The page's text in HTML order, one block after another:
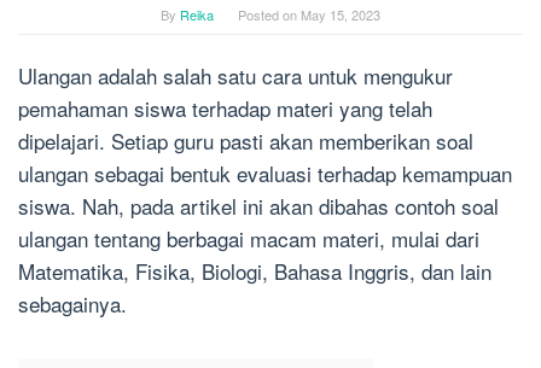
By Reika Posted on May 15, 2023
Ulangan adalah salah satu cara untuk mengukur
pemahaman siswa terhadap materi yang telah
dipelajari. Setiap guru pasti akan memberikan soal
ulangan sebagai bentuk evaluasi terhadap kemampuan
siswa. Nah, pada artikel ini akan dibahas contoh soal
ulangan tentang berbagai macam materi, mulai dari
Matematika, Fisika, Biologi, Bahasa Inggris, dan lain
sebagainya.